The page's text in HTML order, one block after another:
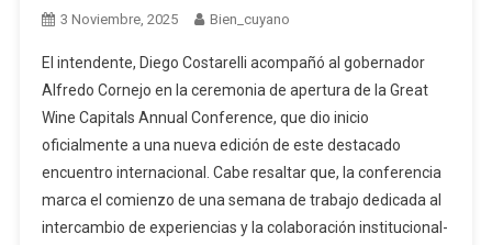
3 Noviembre, 2025 Bien_cuyano
El intendente, Diego Costarelli acompañó al gobernador
Alfredo Cornejo en la ceremonia de apertura de la Great
Wine Capitals Annual Conference, que dio inicio
oficialmente a una nueva edición de este destacado
encuentro internacional. Cabe resaltar que, la conferencia
marca el comienzo de una semana de trabajo dedicada al
intercambio de experiencias y la colaboración institucional-